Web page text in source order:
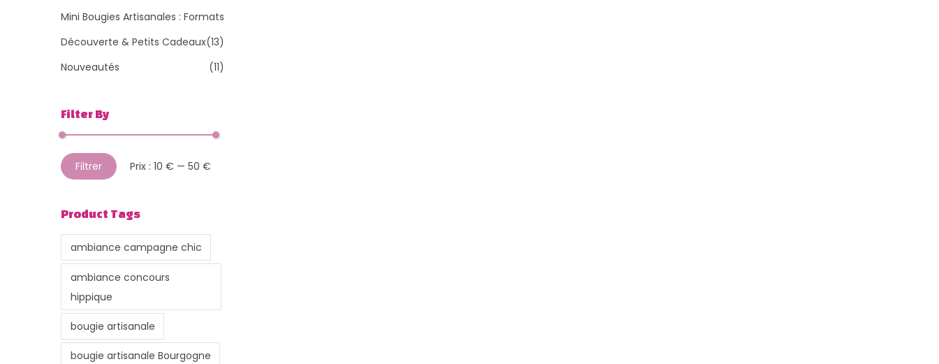
>Mini Bougies Artisanales : Formats
Découverte & Petits Cadeaux(13)
Nouveautés
(11)
Filter By
P
x
i
P
x
a
Filtrer Prix : 10 € — 50 €
Product Tags
ambiance campagne chic
ambiance concours
hippique
bougie artisanale
bougie artisanale Bourgogne